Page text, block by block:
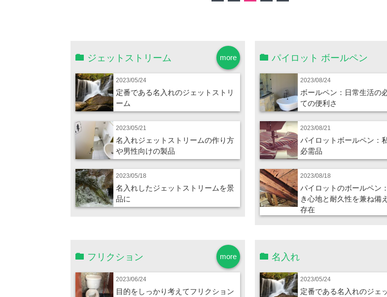
more
ジェットストリーム
2023/05/24
定番である名入れのジェットストリ
ーム
2023/05/21
名入れジェットストリームの作り方
や男性向けの製品
2023/05/18
名入れしたジェットストリームを景
品に
パイロット ボールペン
2023/08/24
ボールペン：日常生活の
ての便利さ
2023/08/21
パイロットボールペン：
必需品
2023/08/18
パイロットのボールペン
き心地と耐久性を兼ね備
存在
more
フリクション
2023/06/24
目的をしっかり考えてフリクション
名入れ
2023/05/24
定番である名入れのジェ